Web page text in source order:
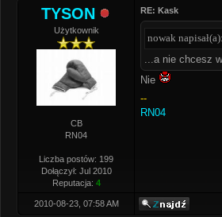
TYSON
Użytkownik
CB
RN04
Liczba postów: 199
Dołączył: Jul 2010
Reputacja: 4
RE: Kask
nowak napisał(a):
...a nie chcesz
Nie
--
RN04
2010-08-23, 07:58 AM